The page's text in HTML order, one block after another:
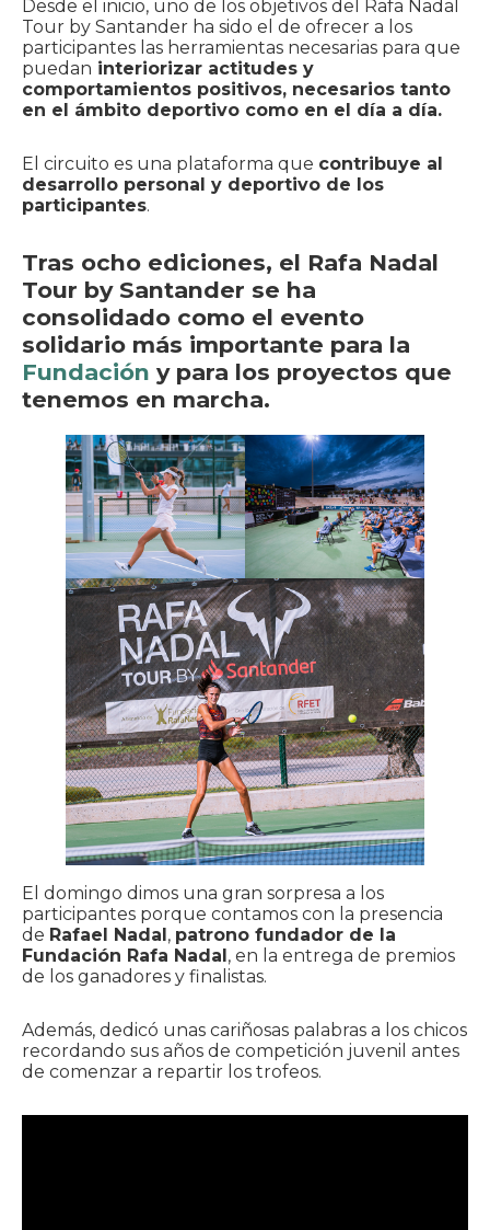
Desde el inicio, uno de los objetivos del Rafa Nadal
Tour by Santander ha sido el de ofrecer a los
participantes las herramientas necesarias para que
puedan interiorizar actitudes y
comportamientos positivos, necesarios tanto
en el ámbito deportivo como en el día a día.
El circuito es una plataforma que contribuye al
desarrollo personal y deportivo de los
participantes.
Tras ocho ediciones, el Rafa Nadal
Tour by Santander se ha
consolidado como el evento
solidario más importante para la
Fundación y para los proyectos que
tenemos en marcha.
El domingo dimos una gran sorpresa a los
participantes porque contamos con la presencia
de Rafael Nadal , patrono fundador de la
Fundación Rafa Nadal , en la entrega de premios
de los ganadores y finalistas.
Además, dedicó unas cariñosas palabras a los chicos
recordando sus años de competición juvenil antes
de comenzar a repartir los trofeos.